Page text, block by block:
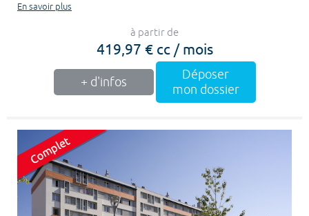
En savoir plus
à partir de
419,97 € cc / mois
+ d'infos
Déposer
mon dossier